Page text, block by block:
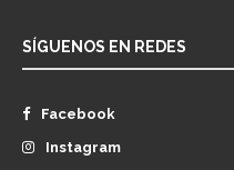
SÍGUENOS EN REDES
Facebook
Instagram